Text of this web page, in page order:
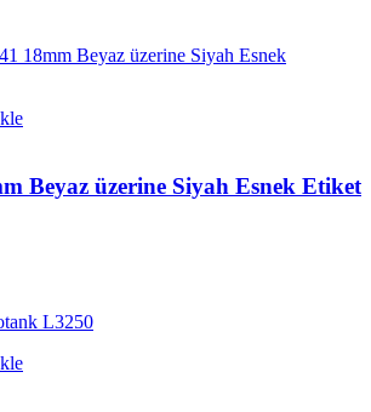
Beyaz üzerine Siyah Esnek Etiket